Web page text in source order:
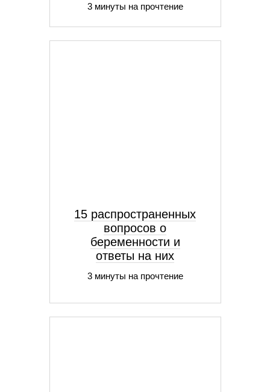
3 минуты на прочтение
15 распространенных
вопросов о
беременности и
ответы на них
3 минуты на прочтение